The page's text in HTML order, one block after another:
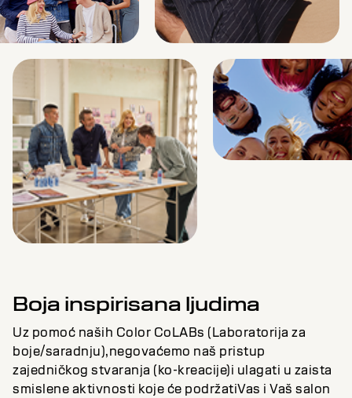
Boja inspirisana ljudima
Uz pomoć naših Color CoLABs (Laboratorija za
boje/saradnju),negovaćemo naš pristup
zajedničkog stvaranja (ko-kreacije)i ulagati u zaista
smislene aktivnosti koje će podržatiVas i Vaš salon